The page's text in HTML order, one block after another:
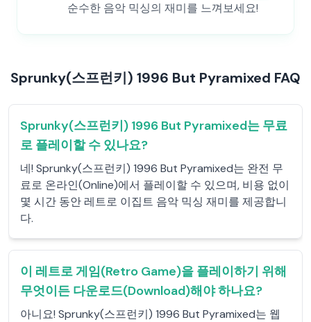
순수한 음악 믹싱의 재미를 느껴보세요!
Sprunky(스프런키) 1996 But Pyramixed FAQ
Sprunky(스프런키) 1996 But Pyramixed는 무료
로 플레이할 수 있나요?
네! Sprunky(스프런키) 1996 But Pyramixed는 완전 무
료로 온라인(Online)에서 플레이할 수 있으며, 비용 없이
몇 시간 동안 레트로 이집트 음악 믹싱 재미를 제공합니
다.
이 레트로 게임(Retro Game)을 플레이하기 위해
무엇이든 다운로드(Download)해야 하나요?
아니요! Sprunky(스프런키) 1996 But Pyramixed는 웹